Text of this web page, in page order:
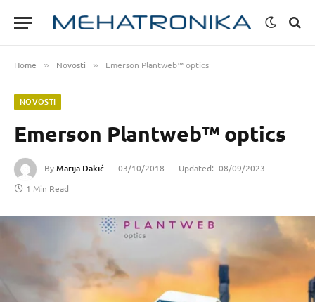
Home » Novosti » Emerson Plantweb™ optics
NOVOSTI
Emerson Plantweb™ optics
ByMarija Dakić 03/10/2018 Updated: 08/09/2023
1 Min Read